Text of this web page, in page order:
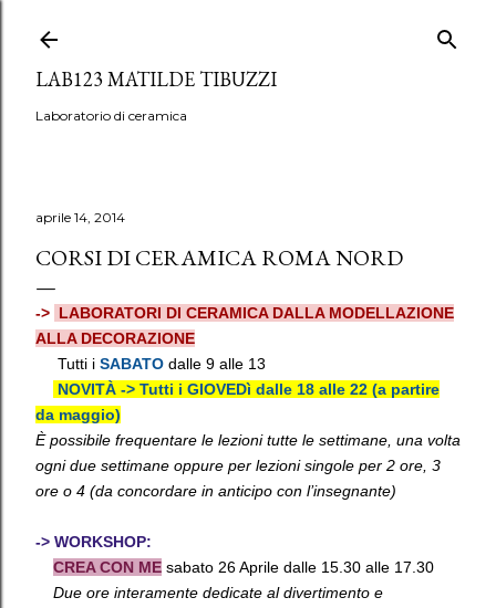
LAB123 MATILDE TIBUZZI
Laboratorio di ceramica
aprile 14, 2014
CORSI DI CERAMICA ROMA NORD
-> LABORATORI DI CERAMICA DALLA MODELLAZIONE
ALLA DECORAZIONE
Tutti i SABATO dalle 9 alle 13
NOVITÀ -> Tutti i GIOVEDì dalle 18 alle 22 (a partire
da maggio)
È possibile frequentare le lezioni tutte le settimane, una volta
ogni due settimane oppure per lezioni singole per 2 ore, 3
ore o 4 (da concordare in anticipo con l’insegnante)
-> WORKSHOP:
CREA CON ME sabato 26 Aprile dalle 15.30 alle 17.30
Due ore interamente dedicate al divertimento e